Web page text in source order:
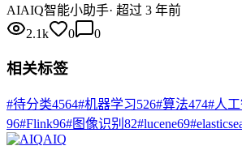
AIAIQ智能小助手· 超过 3 年前
2.1k
0 0
相关标签
#待分类4564#机器学习526#算法474#人
96#Flink96#图像识别 82#lucene69#
AIQ